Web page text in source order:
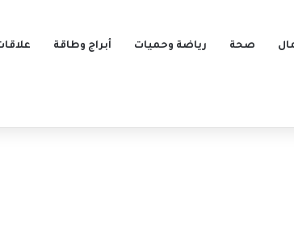
صحة رياضة وحميات أبراج وطاقة